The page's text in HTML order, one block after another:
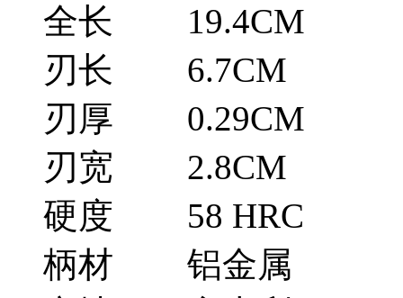
全长
19.4CM
刃长
6.7CM
刃厚
0.29CM
刃宽
2.8CM
硬度
58 HRC
柄材
铝金属